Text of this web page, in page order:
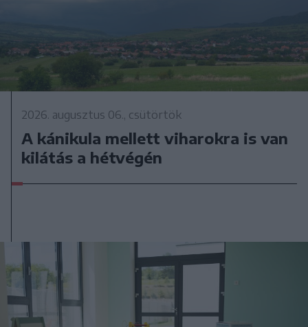
2026. augusztus 06., csütörtök
A kánikula mellett viharokra is van
kilátás a hétvégén